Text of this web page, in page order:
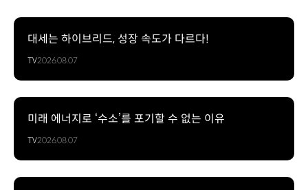
대세는 하이브리드, 성장 속도가 다르다!
TV2026.08.07
미래 에너지로 ‘수소’를 포기할 수 없는 이유
TV2026.08.07